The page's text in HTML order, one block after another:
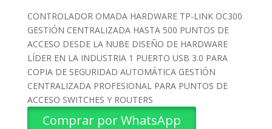
CONTROLADOR OMADA HARDWARE TP-LINK OC300
GESTIÓN CENTRALIZADA HASTA 500 PUNTOS DE
ACCESO DESDE LA NUBE DISEÑO DE HARDWARE
LÍDER EN LA INDUSTRIA 1 PUERTO USB 3.0 PARA
COPIA DE SEGURIDAD AUTOMÁTICA GESTIÓN
CENTRALIZADA PROFESIONAL PARA PUNTOS DE
ACCESO SWITCHES Y ROUTERS
Comprar por WhatsApp